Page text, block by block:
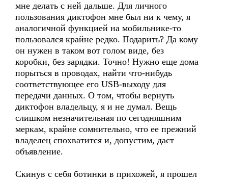
мне делать с ней дальше. Для личного
пользования диктофон мне был ни к чему, я
аналогичной функцией на мобильнике-то
пользовался крайне редко. Подарить? Да кому
он нужен в таком вот голом виде, без
коробки, без зарядки. Точно! Нужно еще дома
порыться в проводах, найти что-нибудь
соответствующее его USB-выходу для
передачи данных. О том, чтобы вернуть
диктофон владельцу, я и не думал. Вещь
слишком незначительная по сегодняшним
меркам, крайне сомнительно, что ее прежний
владелец спохватится и, допустим, даст
объявление.
Скинув с себя ботинки в прихожей, я прошел